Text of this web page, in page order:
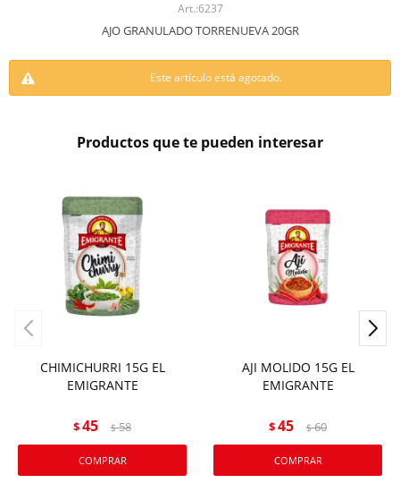
6237
AJO GRANULADO TORRENUEVA 20GR
Este artículo está agotado.
Productos que te pueden interesar
CHIMICHURRI 15G EL
EMIGRANTE
$45 $ 58
AJI MOLIDO 15G EL
EMIGRANTE
$45 $ 60